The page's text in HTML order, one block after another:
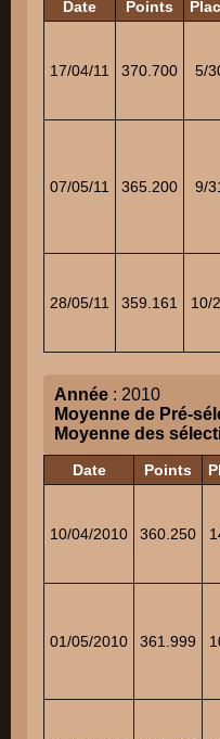
Date Points
17/04/11 370.700 5/
07/05/11 365.200 9/
28/05/11 359.161 10/
Année : 2010
Moyenne de Pré-
Moyenne des
Date Points
10/04/2010 360.250
01/05/2010 361.999